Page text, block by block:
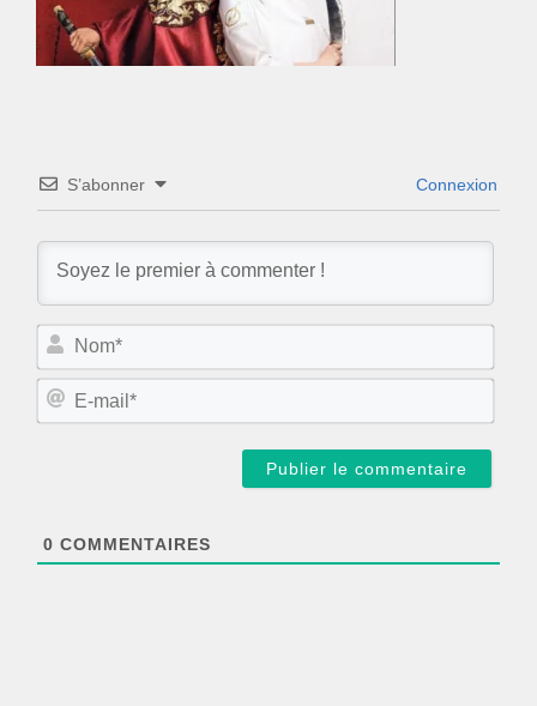
S’abonner Connexion
N
m
E
0 COMMENTAIRES